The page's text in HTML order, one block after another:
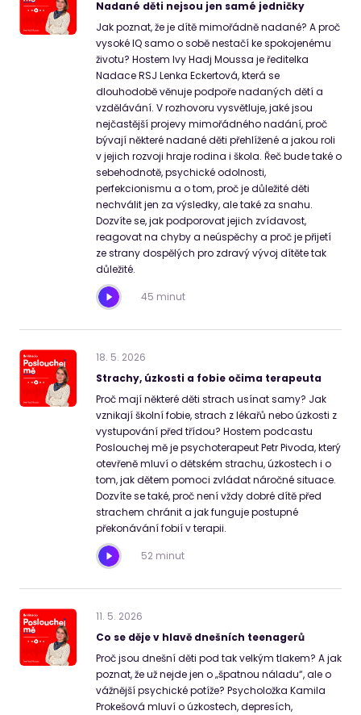
Nadané děti nejsou jen samé jedničky
Jak poznat, že je dítě mimořádně nadané? A proč
vysoké IQ samo o sobě nestačí ke spokojenému
životu? Hostem Ivy Hadj Moussa je ředitelka
Nadace RSJ Lenka Eckertová, která se
dlouhodobě věnuje podpoře nadaných dětí a
vzdělávání. V rozhovoru vysvětluje, jaké jsou
nejčastější projevy mimořádného nadání, proč
bývají některé nadané děti přehlížené a jakou roli
v jejich rozvoji hraje rodina i škola. Řeč bude také o
sebehodnotě, psychické odolnosti,
perfekcionismu a o tom, proč je důležité děti
nechválit jen za výsledky, ale také za snahu.
Dozvíte se, jak podporovat jejich zvídavost,
reagovat na chyby a neúspěchy a proč je přijetí
ze strany dospělých pro zdravý vývoj dítěte tak
důležité.
45 minut
18. 5. 2026
Strachy, úzkosti a fobie očima terapeuta
Proč mají některé děti strach usínat samy? Jak
vznikají školní fobie, strach z lékařů nebo úzkosti z
vystupování před třídou? Hostem podcastu
Poslouchej mě je psychoterapeut Petr Pivoda, který
otevřeně mluví o dětském strachu, úzkostech i o
tom, jak dětem pomoci zvládat náročné situace.
Dozvíte se také, proč není vždy dobré dítě před
strachem chránit a jak funguje postupné
překonávání fobií v terapii.
52 minut
11. 5. 2026
Co se děje v hlavě dnešních teenagerů
Proč jsou dnešní děti pod tak velkým tlakem? A jak
poznat, že už nejde jen o „špatnou náladu“, ale o
vážnější psychické potíže? Psycholožka Kamila
Prokešová mluví o úzkostech, depresích,